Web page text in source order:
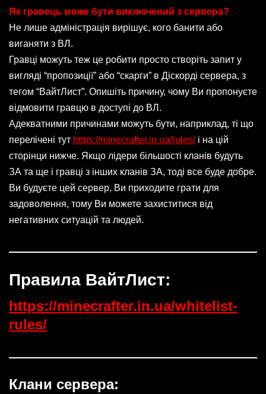
Як гравець може бути виключений з сервера?
Не лише адміністрація вирішує, кого банити або
виганяти з ВЛ.
Гравці можуть теж це робити просто створіть запит у
вигляді “пропозиції” або “скарги” в Діскорді сервера, з
тегом “ВайтЛист”. Опишіть причину, чому Ви пропонуєте
відмовити гравцю в доступі до ВЛ.
Адекватними причинами можуть бути, наприклад, ті що
перелічені тут https://minecrafter.in.ua/rules/і на цій
сторінци нижче. Якщо лідери більшості кланів будуть
ЗА та ще і гравці з інших кланів ЗА, тоді все буде добре.
Ви будуєте цей сервер, Ви приходите грати для
задоволення, тому Ви можете захиститися від
негативних ситуацій та людей.
Правила ВайтЛист:
https://minecrafter.in.ua/whitelist-
rules/
Клани сервера: